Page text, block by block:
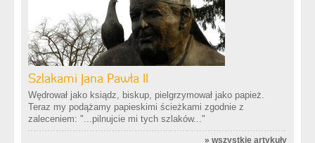
Szlakami Jana Pawła II
Wędrował jako ksiądz, biskup, pielgrzymował jako papież.
Teraz my podążamy papieskimi ścieżkami zgodnie z
zaleceniem: "...pilnujcie mi tych szlaków..."
» wszystkie artykuły